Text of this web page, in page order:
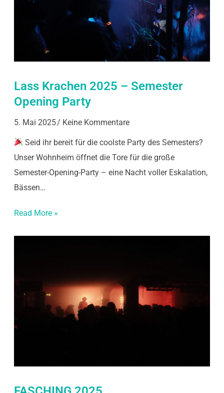
Lass Krachen 2025 – Semester
Opening Party
5. Mai 2025 Keine Kommentare
Seid ihr bereit für die coolste Party des Semesters?
Unser Wohnheim öffnet die Tore für die große
Semester-Opening-Party – eine Nacht voller Eskalation,
Bässen…
Read More »